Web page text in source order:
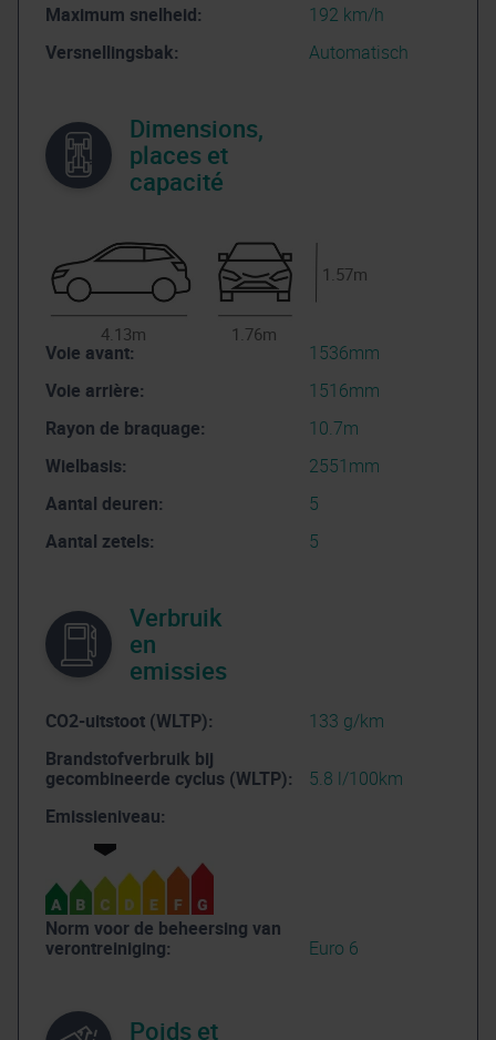
Maximum snelheid:
192 km/h
Versnellingsbak:
Automatisch
Dimensions,
places et
capacité
4.13m 1.76m
1.57m
Voie avant:
1536mm
Voie arrière:
1516mm
Rayon de braquage:
10.7m
Wielbasis:
2551mm
Aantal deuren:
5
Aantal zetels:
5
Verbruik
en
emissies
CO2-uitstoot (WLTP):
133 g/km
Brandstofverbruik bij
gecombineerde cyclus (WLTP):
5.8 l/100km
Emissieniveau:
Norm voor de beheersing van
verontreiniging:
Euro 6
Poids et